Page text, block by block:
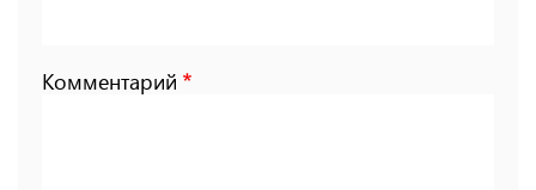
Комментарий